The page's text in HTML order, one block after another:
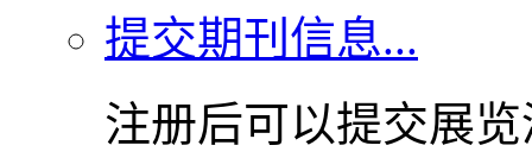
提交期刊信息...
注册后可以提交展